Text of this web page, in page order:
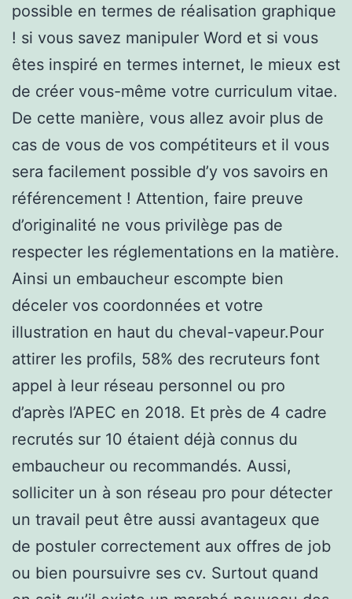
possible en termes de réalisation graphique
! si vous savez manipuler Word et si vous
êtes inspiré en termes internet, le mieux est
de créer vous-même votre curriculum vitae.
De cette manière, vous allez avoir plus de
cas de vous de vos compétiteurs et il vous
sera facilement possible d’y vos savoirs en
référencement ! Attention, faire preuve
d’originalité ne vous privilège pas de
respecter les réglementations en la matière.
Ainsi un embaucheur escompte bien
déceler vos coordonnées et votre
illustration en haut du cheval-vapeur.Pour
attirer les profils, 58% des recruteurs font
appel à leur réseau personnel ou pro
d’après l’APEC en 2018. Et près de 4 cadre
recrutés sur 10 étaient déjà connus du
embaucheur ou recommandés. Aussi,
solliciter un à son réseau pro pour détecter
un travail peut être aussi avantageux que
de postuler correctement aux offres de job
ou bien poursuivre ses cv. Surtout quand